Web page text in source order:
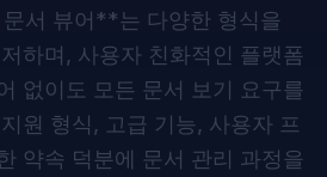
서 뷰어 **는 다양한 형식을
하며, 사용자 친화적인 플랫폼
없이도 모든 문서 보기 요구를
원 형식, 고급 기능, 사용자 프
약속 덕분에 문서 관리 과정을